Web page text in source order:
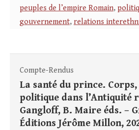
peuples de l’empire Romain,
gouvernement, relations
Compte-Rendus
La santé du prince.
politique dans l’Antiquité
Gangloff, B. Maire éds. –
Éditions Jérôme Millon,